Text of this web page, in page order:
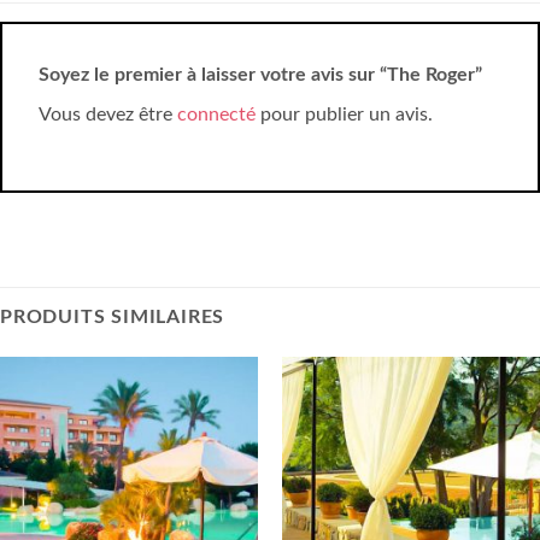
Soyez le premier à laisser votre avis sur “The Roger”
Vous devez être connecté pour publier un avis.
PRODUITS SIMILAIRES